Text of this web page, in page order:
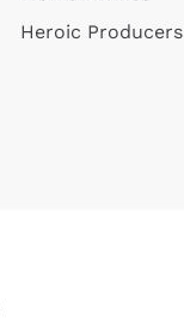
Heroic Producers